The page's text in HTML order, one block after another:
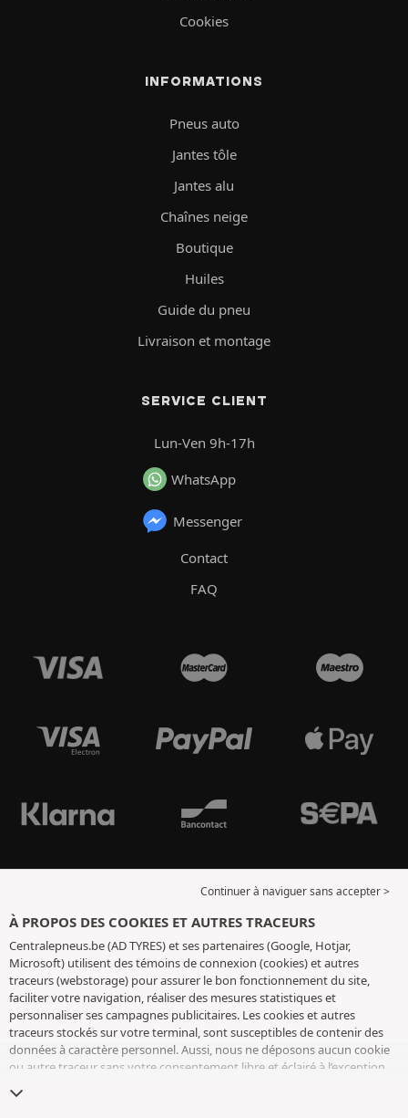
Cookies
INFORMATIONS
Pneus auto
Jantes tôle
Jantes alu
Chaînes neige
Boutique
Huiles
Guide du pneu
Livraison et montage
SERVICE CLIENT
Lun-Ven 9h-17h
WhatsApp
Messenger
Contact
FAQ
Continuer à naviguer sans accepter >
À PROPOS DES COOKIES ET AUTRES TRACEURS
Centralepneus.be (AD TYRES) et ses partenaires (Google, Hotjar,
Microsoft) utilisent des témoins de connexion (cookies) et autres
traceurs (webstorage) pour assurer le bon fonctionnement du site,
faciliter votre navigation, réaliser des mesures statistiques et
personnaliser ses campagnes publicitaires. Les cookies et autres
traceurs stockés sur votre terminal, sont susceptibles de contenir des
données à caractère personnel. Aussi, nous ne déposons aucun cookie
ou autre traceur sans votre consentement libre et éclairé à l’exception
conservons votre choix pendant 6 mois. Vous pouvez retirer votre